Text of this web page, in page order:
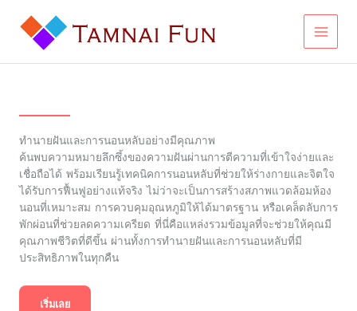
content
ทำนายฝันและการนอนหลับอย่างมีคุณภาพ
ค้นพบความหมายลึกซึ้งของความฝันผ่านการตีความที่เข้าใจง่ายและ
เชื่อถือได้ พร้อมเรียนรู้เทคนิคการนอนหลับที่ช่วยให้ร่างกายและจิตใจ
ได้รับการฟื้นฟูอย่างแท้จริง ไม่ว่าจะเป็นการสร้างสภาพแวดล้อมห้อง
นอนที่เหมาะสม การควบคุมอุณหภูมิให้ได้มาตรฐาน หรือเคล็ดลับการ
พักผ่อนที่ช่วยลดความเครียด ที่นี่คือแหล่งรวมข้อมูลที่จะช่วยให้คุณมี
คุณภาพชีวิตที่ดีขึ้น ผ่านทั้งการทำนายฝันและการนอนหลับที่มี
ประสิทธิภาพในทุกคืน
เริ่มเลย